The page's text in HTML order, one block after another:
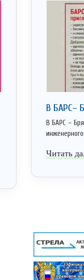
В БАРС–
В БАРС –
Читать